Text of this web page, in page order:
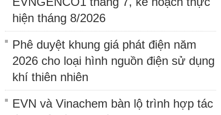
hiện tháng 8/2026
Phê duyệt khung giá phát điện năm
2026 cho loại hình nguồn điện sử dụng
khí thiên nhiên
EVN và Vinachem bàn lộ trình hợp tác